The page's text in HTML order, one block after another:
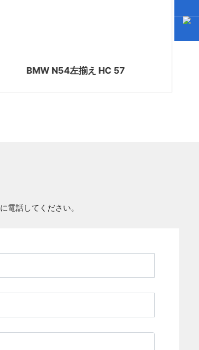
BMW N54左揃え HC 57
に電話してください。